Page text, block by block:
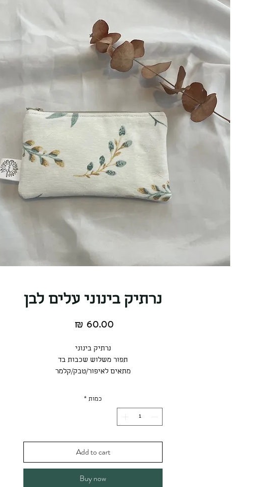
נרתיק בינוני עלים לבן
נרתיק בינוני
תפור משלוש שכבות בד
מתאים לאיפור/טבק/קלמר
כמות *
Add to cart
Buy now